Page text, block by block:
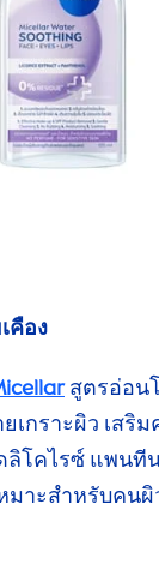
คือง
สูตรอ่อน
เกราะผิว เสริ
ลิโคไรซ์ แพนที
มาะสำหรับคนผิ